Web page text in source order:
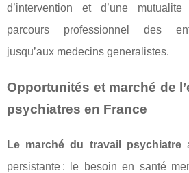
d’intervention et d’une
parcours professionnel des
jusqu’aux medecins generalistes.
Opportunités et marché de
psychiatres en France
Le marché du travail psychiatre
persistante : le besoin en santé